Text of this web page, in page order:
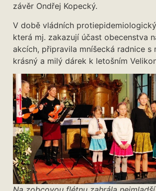
závěr Ondřej Kopecký.
V době vládních
která mj. zakazují účast obecenstva
akcích, připravila mníšecká radnice s
krásný a milý dárek k letošním